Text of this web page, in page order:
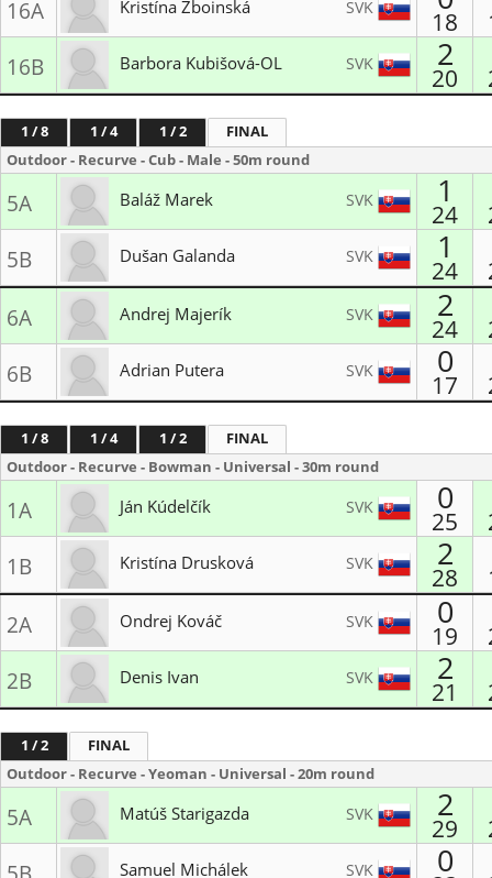
16A Kristína Zboinská SVK 18
16B Barbora Kubišová-OL
Lukostrelec BB
SVK 2
20
1 / 8 1 / 4 1 / 2
FINAL
Outdoor - Recurve - Cub - Male - 50m round
5A Baláž Marek SVK 1
24
5B Dušan Galanda
Slávia Archery Bratislava
SVK 1
24
6A Andrej Majerík SVK 2
24
6B Adrian Putera
Lukostrelecký klub Suchá nad Parnou
SVK 0
17
1 / 8 1 / 4 1 / 2
FINAL
Outdoor - Recurve - Bowman - Universal - 30m round
1A Ján Kúdelčík SVK 0
25
1B Kristína Drusková
LK Reflex Žilina
SVK 2
28
2A Ondrej Kováč SVK 0
19
2B Denis Ivan
LK Lukostreľba Svit
SVK 2
21
1 / 2
FINAL
Outdoor - Recurve - Yeoman - Universal - 20m round
5A Matúš Starigazda SVK 2
29
Samuel Michálek SVK 0